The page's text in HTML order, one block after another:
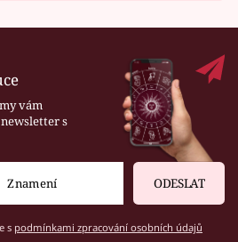
vám
s
ODESLAT
s podmínkami zpracování osobních údajů